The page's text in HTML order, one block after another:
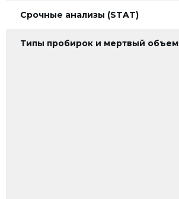
Срочные анализы (STAT)
Типы пробирок и мертвый объем